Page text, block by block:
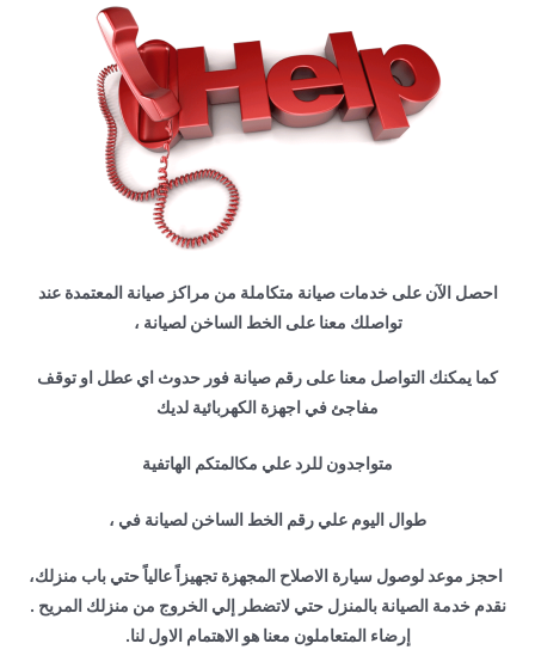
احصل الآن على خدمات صيانة متكاملة من مراكز صيانة المعتمدة عند
تواصلك معنا على الخط الساخن لصيانة ،
كما يمكنك التواصل معنا على رقم صيانة فور حدوث اي عطل او توقف
مفاجئ في اجهزة الكهربائية لديك
متواجدون للرد علي مكالمتكم الهاتفية
طوال اليوم علي رقم الخط الساخن لصيانة في ،
احجز موعد لوصول سيارة الاصلاح المجهزة تجهيزاً عالياً حتي باب منزلك،
نقدم خدمة الصيانة بالمنزل حتي لاتضطر إلي الخروج من منزلك المريح .
إرضاء المتعاملون معنا هو الاهتمام الاول لنا.